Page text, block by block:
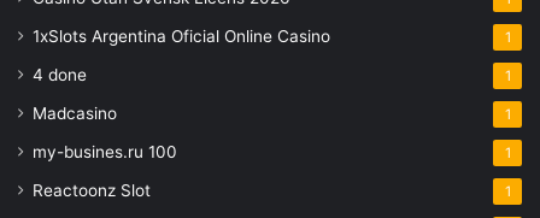
1xSlots Argentina Oficial Online Casino 1
4 done 1
Madcasino 1
my-busines.ru 100 1
Reactoonz Slot 1